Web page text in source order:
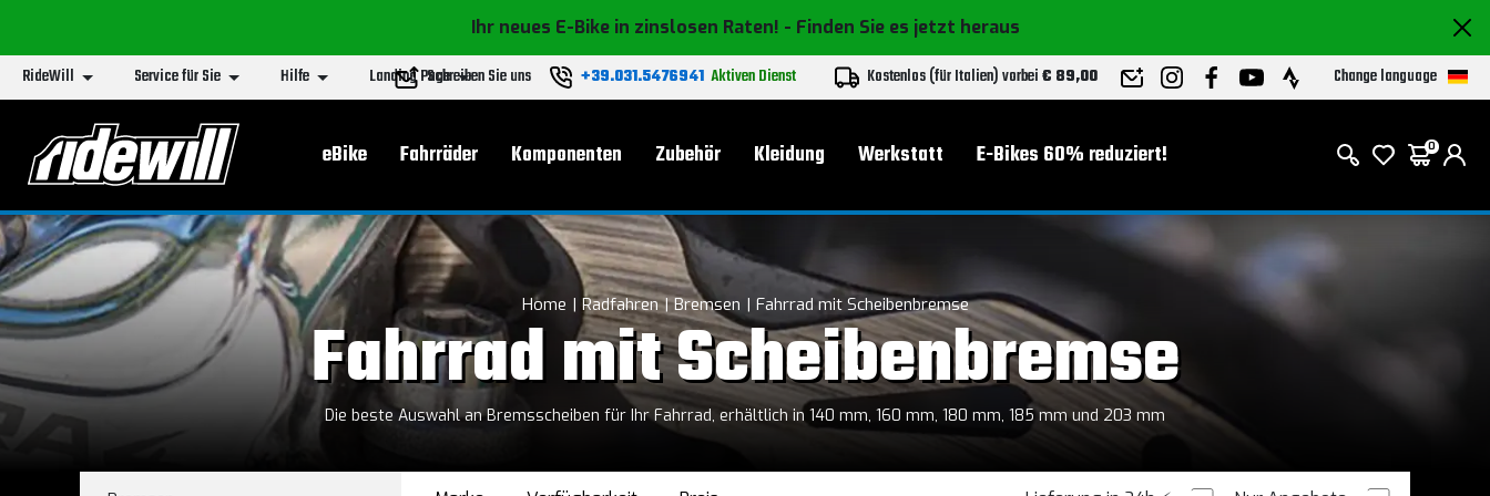
Ihr neues E-Bike in zinslosen Raten! - Finden Sie es jetzt heraus
RideWill Service für Sie Hilfe Landing PageSchreiben Sie uns +39.031.5476941 Aktiven Dienst Kostenlos (für Italien) vorbei€ 89,00 Change language
Hauptmenu
eBike Fahrräder Komponenten Zubehör Kleidung Werkstatt E-Bikes 60% reduziert! 0
Home Radfahren Bremsen Fahrrad mit Scheibenbremse
Fahrrad mit Scheibenbremse
Die beste Auswahl an Bremsscheiben für Ihr Fahrrad, erhältlich in 140 mm, 160 mm, 180 mm, 185 mm und 203 mm